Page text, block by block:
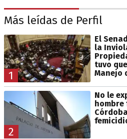
Más leídas de Perfil
1
El
la
tuvo
Manejo
2
No le
hombre